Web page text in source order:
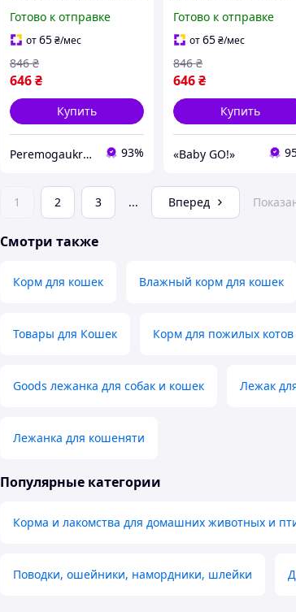
15 кг, мягкий
регулируемый домик
KT8004743
Готово к отправке
от65₴/мес
646₴
846 ₴
Купить
Peremogaukraine.com Милитарные товары и снаряжение 93%
домик-коврик,
регулируемый, теплый
KT8004693
Готово к отправке
от65₴/мес
646₴
846 ₴
Купить
«Baby GO!»
1 2 3 ... Вперед
Смотри также
Корм для кошек Влажный корм для кошек
Товары для Кошек Корм для пожилых котов
Goods лежанка для собак и кошек Лежак
Лежанка для кошеняти
Популярные категории
Корма и лакомства для домашних животных и
Поводки, ошейники, намордники, шлейки